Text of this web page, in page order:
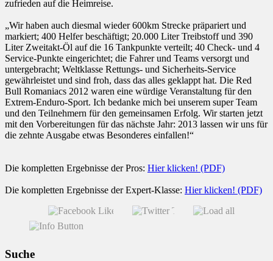
zufrieden auf die Heimreise.
„Wir haben auch diesmal wieder 600km Strecke präpariert und
markiert; 400 Helfer beschäftigt; 20.000 Liter Treibstoff und 390
Liter Zweitakt-Öl auf die 16 Tankpunkte verteilt; 40 Check- und 4
Service-Punkte eingerichtet; die Fahrer und Teams versorgt und
untergebracht; Weltklasse Rettungs- und Sicherheits-Service
gewährleistet und sind froh, dass das alles geklappt hat. Die Red
Bull Romaniacs 2012 waren eine würdige Veranstaltung für den
Extrem-Enduro-Sport. Ich bedanke mich bei unserem super Team
und den Teilnehmern für den gemeinsamen Erfolg. Wir starten jetzt
mit den Vorbereitungen für das nächste Jahr: 2013 lassen wir uns für
die zehnte Ausgabe etwas Besonderes einfallen!“
Die kompletten Ergebnisse der Pros: Hier klicken! (PDF)
Die kompletten Ergebnisse der Expert-Klasse: Hier klicken! (PDF)
Suche